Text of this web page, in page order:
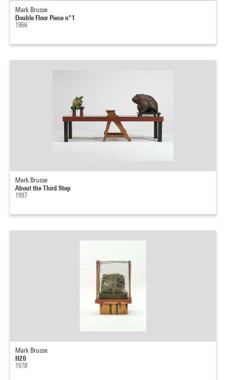
Mark Brusse
Double Floor Piece n°1
1966
Mark Brusse
About the Third Step
1997
Mark Brusse
H20
1978